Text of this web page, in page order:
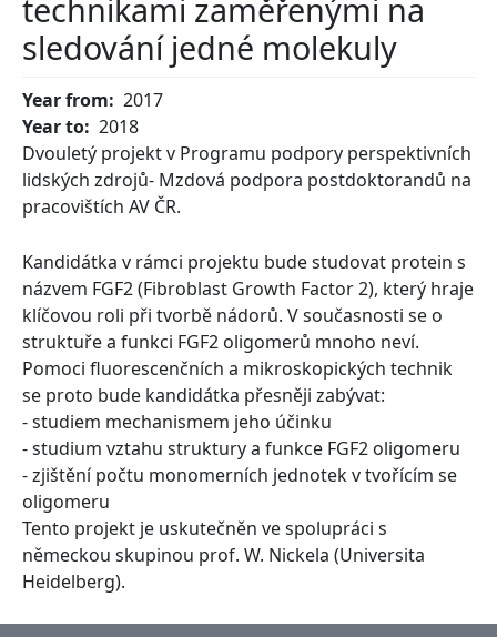
technikami zaměřenými na
sledování jedné molekuly
Year from
2017
Year to 2018
Dvouletý projekt v Programu podpory perspektivních
lidských zdrojů- Mzdová podpora postdoktorandů na
pracovištích AV ČR.
Kandidátka v rámci projektu bude studovat protein s
názvem FGF2 (Fibroblast Growth Factor 2), který hraje
klíčovou roli při tvorbě nádorů. V současnosti se o
struktuře a funkci FGF2 oligomerů mnoho neví.
Pomoci fluorescenčních a mikroskopických technik
se proto bude kandidátka přesněji zabývat:
- studiem mechanismem jeho účinku
- studium vztahu struktury a funkce FGF2 oligomeru
- zjištění počtu monomerních jednotek v tvořícím se
oligomeru
Tento projekt je uskutečněn ve spolupráci s
německou skupinou prof. W. Nickela (Universita
Heidelberg).